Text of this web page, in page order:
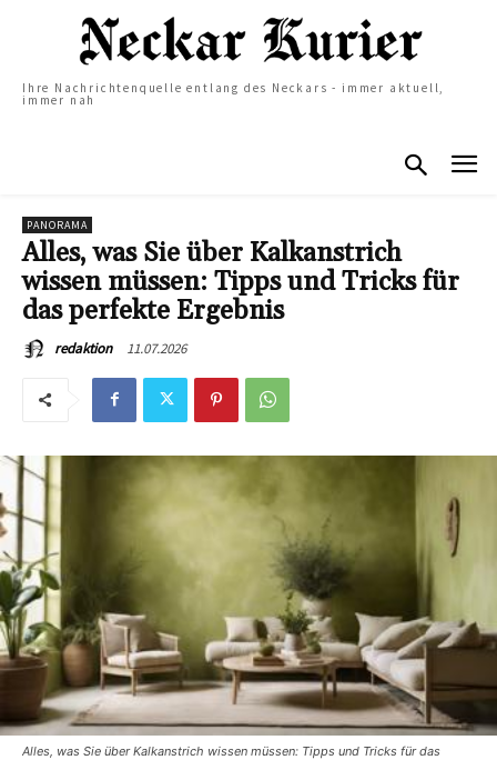
Ihre Nachrichtenquelle entlang des Neckars - immer aktuell,
immer nah
PANORAMA
Alles, was Sie über Kalkanstrich
wissen müssen: Tipps und Tricks für
das perfekte Ergebnis
redaktion 11.07.2026
Alles, was Sie über Kalkanstrich wissen müssen: Tipps und Tricks für das